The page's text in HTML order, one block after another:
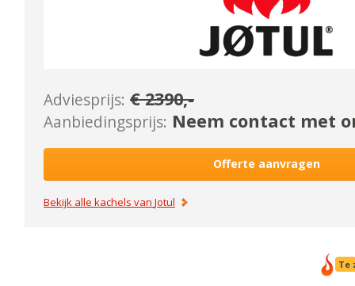
Adviesprijs: €2390,-
Aanbiedingsprijs: Neem contact met
Offerte aanvragen
Bekijk alle kachels vanJotul
Te